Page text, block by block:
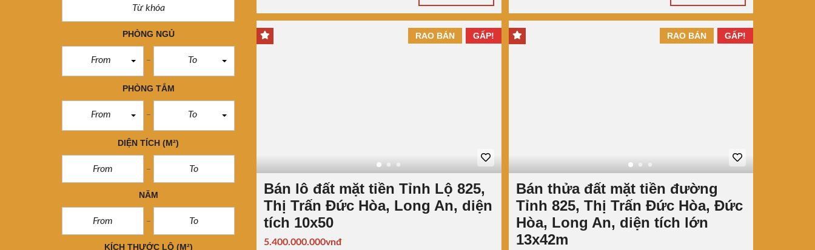
PHÒNG NGỦ
From To
PHÒNG TẮM
From To
DIỆN TÍCH (M²)
NĂM
KÍCH THƯỚC LÔ (M²)
GẤP!
RAO BÁN
Bán lô đất mặt tiền Tỉnh Lộ 825,
Thị Trấn Đức Hòa, Long An, diện
tích 10x50
5.400.000.000vnđ
GẤP!
RAO BÁN
Bán thửa đất mặt tiền đường
Tỉnh 825, Thị Trấn Đức Hòa, Đức
Hòa, Long An, diện tích lớn
13x42m